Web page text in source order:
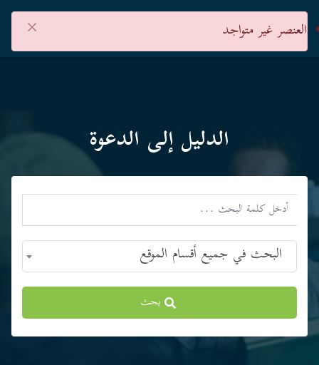
العنصر غير متواجد ×
الدليل إلى الدعوة
البحث في جميع أقسام الموقع
بحث